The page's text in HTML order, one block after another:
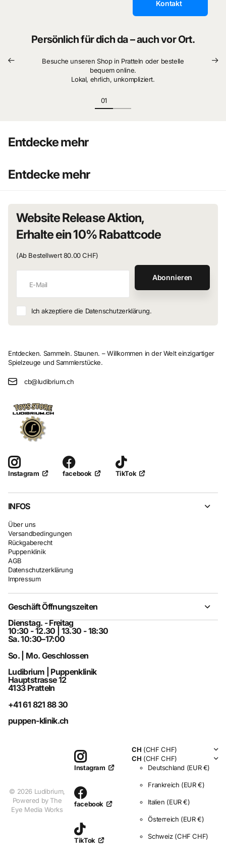
Kontakt
Persönlich für dich da – auch vor Ort.
Besuche unseren Shop in Pratteln oder bestelle
bequem online.
Lokal, ehrlich, unkompliziert.
Entdecke mehr
Entdecke mehr
Website Release Aktion,
Erhalte ein 10% Rabattcode
(Ab Bestellwert 80.00 CHF)
Abonnieren
Ich akzeptiere die Datenschutzerklärung.
Entdecken. Sammeln. Staunen. – Willkommen in der Welt einzigartiger
Spielzeuge und Sammlerstücke.
cb@ludibrium.ch
Instagram facebook TikTok
INFOS
Über uns
Versandbedingungen
Rückgaberecht
Puppenklinik
AGB
Datenschutzerklärung
Impressum
Geschäft Öffnungszeiten
Dienstag. - Freitag
10:30 - 12.30 | 13.30 - 18:30
Sa. 10:30–17:00
So. | Mo. Geschlossen
Ludibrium | Puppenklinik
Hauptstrasse 12
4133 Pratteln
+41 61 821 88 30
puppen-klinik.ch
© 2026 Ludibrium,
Powered by The
Eye Media Works
Instagram
facebook
TikTok
CH (CHF CHF)
CH (CHF CHF)
Deutschland (EUR €)
Frankreich (EUR €)
Italien (EUR €)
Österreich (EUR €)
Schweiz (CHF CHF)